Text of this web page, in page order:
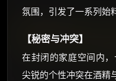
氛围，引发了一系列始
【秘密与冲突】
在封闭的家庭空间内
尖锐的个性冲突在酒精